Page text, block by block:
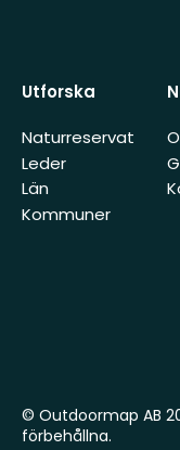
Utforska
Naturreservat
Leder
Län
Kommuner
© Outdoormap AB
förbehållna.